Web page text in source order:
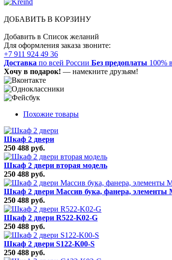
ДОБАВИТЬ В КОРЗИНУ
Добавить в Список желаний
Для оформления заказа звоните:
+7 911 924 49 36
Доставка по всей России Без предоплаты 100%
Хочу в подарок! — намекните друзьям!
Похожие товары
Шкаф 2 двери
250 488 руб.
Шкаф 2 двери вторая модель
250 488 руб.
Шкаф 2 двери Массив бука, фанера,
250 488 руб.
Шкаф 2 двери R522-K02-G
250 488 руб.
Шкаф 2 двери S122-K00-S
250 488 руб.